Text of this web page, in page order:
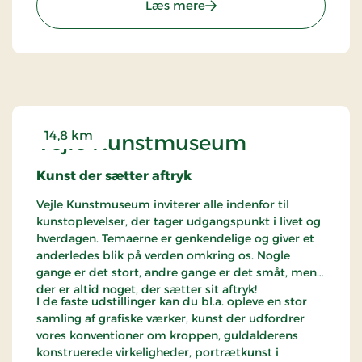
Gorilla Park Vejle her
alle velkommen til et bæredygtigt samfund, hvor
den grønne omstilling for længst er slået igennem
Læs mere: Økolariet
Vejle Kunstmuseum
14,8 km
Kunst der sætter aftryk
Vejle Kunstmuseum inviterer alle indenfor til
kunstoplevelser, der tager udgangspunkt i livet og
hverdagen. Temaerne er genkendelige og giver et
anderledes blik på verden omkring os. Nogle
gange er det stort, andre gange er det småt, men
der er altid noget, der sætter sit aftryk!
I de faste udstillinger kan du bl.a. opleve en stor
samling af grafiske værker, kunst der udfordrer
vores konventioner om kroppen, guldalderens
konstruerede virkeligheder, portrætkunst i